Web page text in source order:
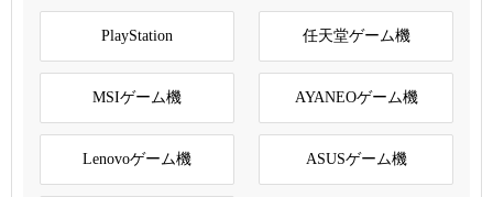
PlayStation 任天堂ゲーム機
MSIゲーム機 AYANEOゲーム機
Lenovoゲーム機 ASUSゲーム機